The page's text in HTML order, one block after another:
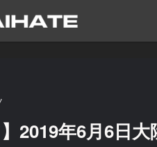
2019年6月6日